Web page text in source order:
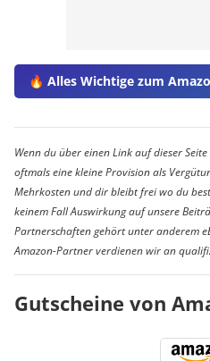
🔥 Alles Wichtige zum
Wenn du über einen Link auf dieser
oftmals eine kleine Provision als
Mehrkosten und dir bleibt frei wo du
keinem Fall Auswirkung auf unsere
Partnerschaften gehört unter anderem
Amazon-Partner verdienen wir an
Gutscheine von